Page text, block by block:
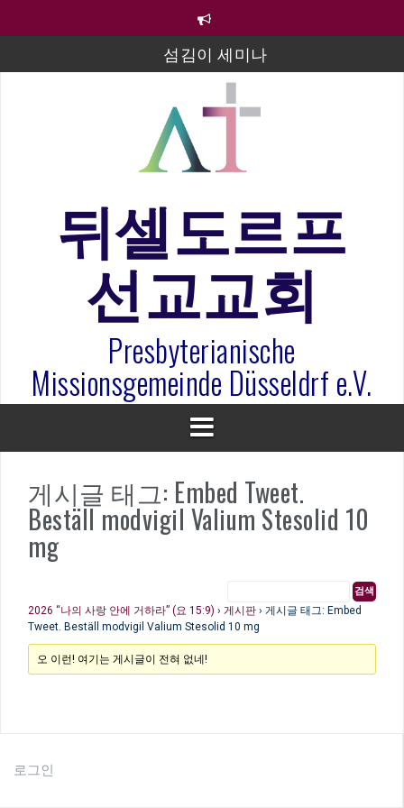
섬김이 세미나
김태희 자매 졸업연주
2023년 어린이 주일 유초등부 발표
라합3 나라 봉헌송
은퇴사-우선화 권사
20260322 주안에 가만히 머물기(요한복음 15:1-17) 손
훈목사
뒤셀도르프
선교교회
Presbyterianische
Missionsgemeinde Düsseldrf e.V.
게시글 태그: Embed Tweet.
Beställ modvigil Valium Stesolid 10
mg
2026 “나의 사랑 안에 거하라” (요 15:9) › 게시판 › 게시글 태그: Embed
Tweet. Beställ modvigil Valium Stesolid 10 mg
오 이런! 여기는 게시글이 전혀 없네!
로그인